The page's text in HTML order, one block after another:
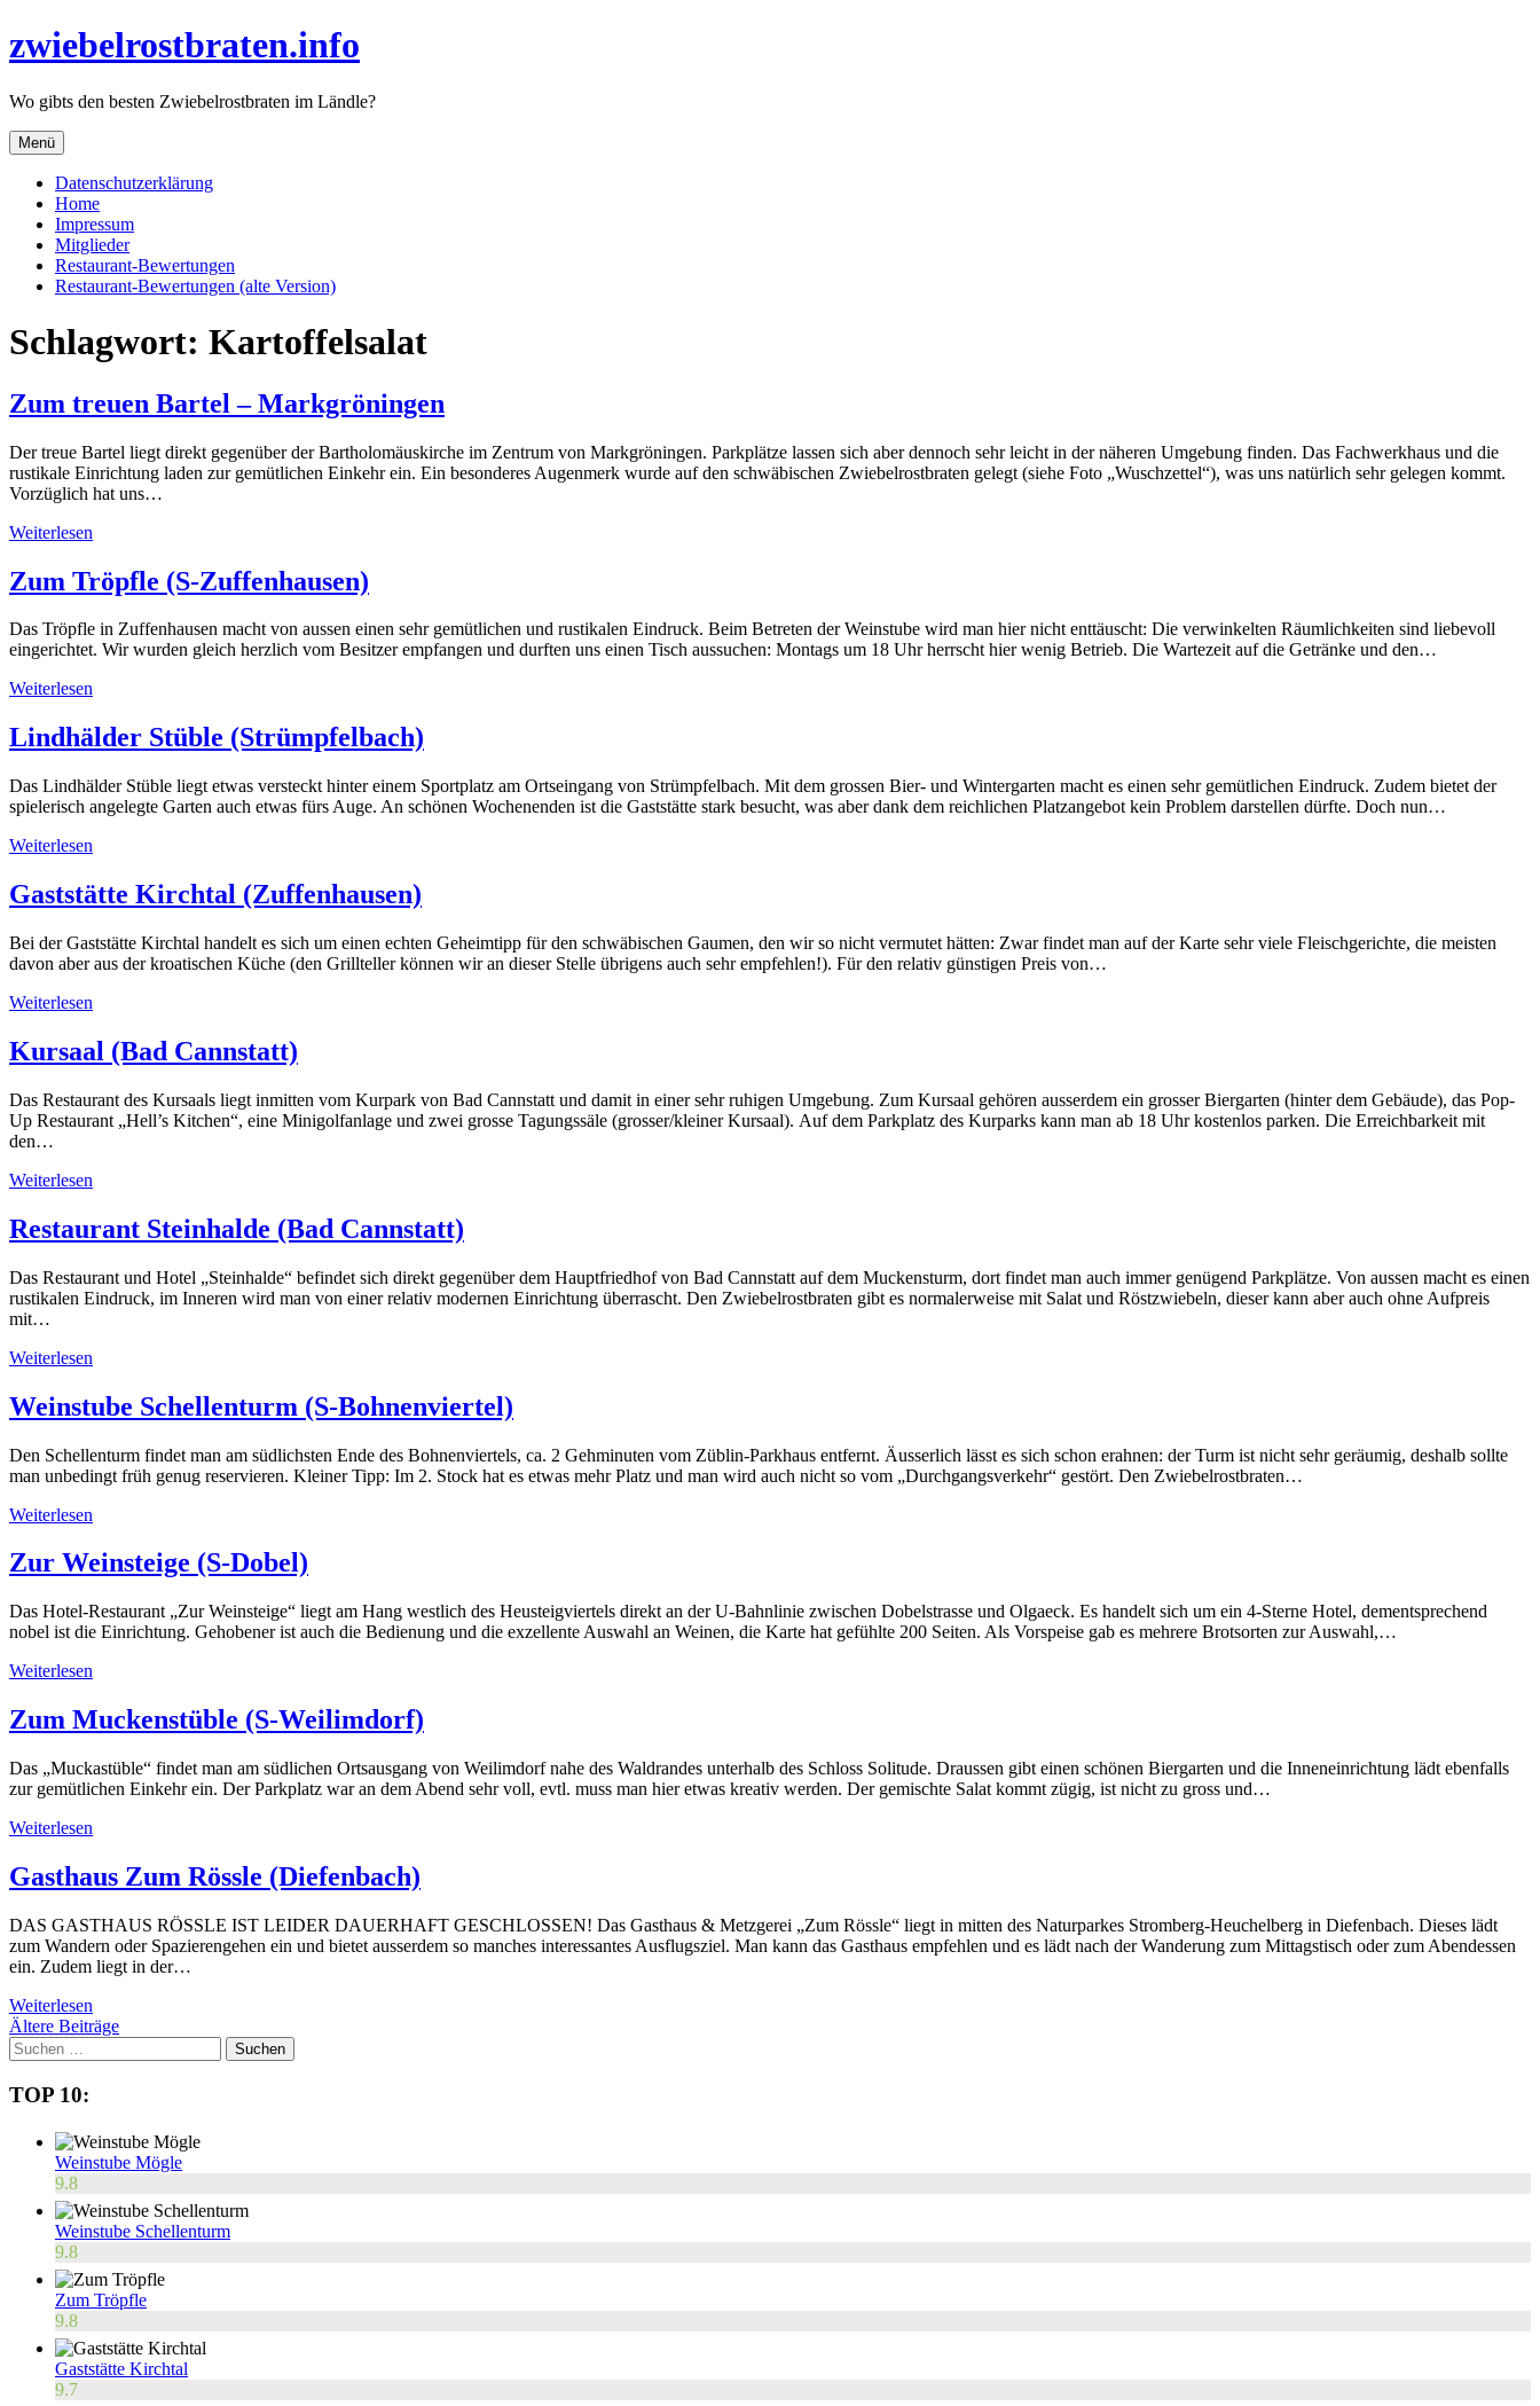
zum
zwiebelrostbraten.info
Wo gibts den besten Zwiebelrostbraten im Ländle?
Menü
Datenschutzerklärung
Home
Impressum
Mitglieder
Restaurant-Bewertungen
Restaurant-Bewertungen (alte Version)
Schlagwort: Kartoffelsalat
Zum treuen Bartel – Markgröningen
Der treue Bartel liegt direkt gegenüber der Bartholomäuskirche im Zentrum von Markgröningen. Parkplätze lassen sich aber dennoch sehr leicht in der näheren Umgebung finden. Das Fachwerkhaus und die
rustikale Einrichtung laden zur gemütlichen Einkehr ein. Ein besonderes Augenmerk wurde auf den schwäbischen Zwiebelrostbraten gelegt (siehe Foto „Wuschzettel“), was uns natürlich sehr gelegen kommt.
Vorzüglich hat uns…
Weiterlesen
Zum Tröpfle (S-Zuffenhausen)
Das Tröpfle in Zuffenhausen macht von aussen einen sehr gemütlichen und rustikalen Eindruck. Beim Betreten der Weinstube wird man hier nicht enttäuscht: Die verwinkelten Räumlichkeiten sind liebevoll
eingerichtet. Wir wurden gleich herzlich vom Besitzer empfangen und durften uns einen Tisch aussuchen: Montags um 18 Uhr herrscht hier wenig Betrieb. Die Wartezeit auf die Getränke und den…
Weiterlesen
Lindhälder Stüble (Strümpfelbach)
Das Lindhälder Stüble liegt etwas versteckt hinter einem Sportplatz am Ortseingang von Strümpfelbach. Mit dem grossen Bier- und Wintergarten macht es einen sehr gemütlichen Eindruck. Zudem bietet der
spielerisch angelegte Garten auch etwas fürs Auge. An schönen Wochenenden ist die Gaststätte stark besucht, was aber dank dem reichlichen Platzangebot kein Problem darstellen dürfte. Doch nun…
Weiterlesen
Gaststätte Kirchtal (Zuffenhausen)
Bei der Gaststätte Kirchtal handelt es sich um einen echten Geheimtipp für den schwäbischen Gaumen, den wir so nicht vermutet hätten: Zwar findet man auf der Karte sehr viele Fleischgerichte, die meisten
davon aber aus der kroatischen Küche (den Grillteller können wir an dieser Stelle übrigens auch sehr empfehlen!). Für den relativ günstigen Preis von…
Weiterlesen
Kursaal (Bad Cannstatt)
Das Restaurant des Kursaals liegt inmitten vom Kurpark von Bad Cannstatt und damit in einer sehr ruhigen Umgebung. Zum Kursaal gehören ausserdem ein grosser Biergarten (hinter dem Gebäude), das Pop-
Up Restaurant „Hell’s Kitchen“, eine Minigolfanlage und zwei grosse Tagungssäle (grosser/kleiner Kursaal). Auf dem Parkplatz des Kurparks kann man ab 18 Uhr kostenlos parken. Die Erreichbarkeit mit
den…
Weiterlesen
Restaurant Steinhalde (Bad Cannstatt)
Das Restaurant und Hotel „Steinhalde“ befindet sich direkt gegenüber dem Hauptfriedhof von Bad Cannstatt auf dem Muckensturm, dort findet man auch immer genügend Parkplätze. Von aussen macht es einen
rustikalen Eindruck, im Inneren wird man von einer relativ modernen Einrichtung überrascht. Den Zwiebelrostbraten gibt es normalerweise mit Salat und Röstzwiebeln, dieser kann aber auch ohne Aufpreis
mit…
Weiterlesen
Weinstube Schellenturm (S-Bohnenviertel)
Den Schellenturm findet man am südlichsten Ende des Bohnenviertels, ca. 2 Gehminuten vom Züblin-Parkhaus entfernt. Äusserlich lässt es sich schon erahnen: der Turm ist nicht sehr geräumig, deshalb sollte
man unbedingt früh genug reservieren. Kleiner Tipp: Im 2. Stock hat es etwas mehr Platz und man wird auch nicht so vom „Durchgangsverkehr“ gestört. Den Zwiebelrostbraten…
Weiterlesen
Zur Weinsteige (S-Dobel)
Das Hotel-Restaurant „Zur Weinsteige“ liegt am Hang westlich des Heusteigviertels direkt an der U-Bahnlinie zwischen Dobelstrasse und Olgaeck. Es handelt sich um ein 4-Sterne Hotel, dementsprechend
nobel ist die Einrichtung. Gehobener ist auch die Bedienung und die exzellente Auswahl an Weinen, die Karte hat gefühlte 200 Seiten. Als Vorspeise gab es mehrere Brotsorten zur Auswahl,…
Weiterlesen
Zum Muckenstüble (S-Weilimdorf)
Das „Muckastüble“ findet man am südlichen Ortsausgang von Weilimdorf nahe des Waldrandes unterhalb des Schloss Solitude. Draussen gibt einen schönen Biergarten und die Inneneinrichtung lädt ebenfalls
zur gemütlichen Einkehr ein. Der Parkplatz war an dem Abend sehr voll, evtl. muss man hier etwas kreativ werden. Der gemischte Salat kommt zügig, ist nicht zu gross und…
Weiterlesen
Gasthaus Zum Rössle (Diefenbach)
DAS GASTHAUS RÖSSLE IST LEIDER DAUERHAFT GESCHLOSSEN! Das Gasthaus & Metzgerei „Zum Rössle“ liegt in mitten des Naturparkes Stromberg-Heuchelberg in Diefenbach. Dieses lädt
zum Wandern oder Spazierengehen ein und bietet ausserdem so manches interessantes Ausflugsziel. Man kann das Gasthaus empfehlen und es lädt nach der Wanderung zum Mittagstisch oder zum Abendessen
ein. Zudem liegt in der…
Weiterlesen
Beitragsnavigation
Ältere Beiträge
Suchen
nach:
TOP 10:
Weinstube Mögle
9.8
Weinstube Schellenturm
9.8
Zum Tröpfle
9.8
Gaststätte Kirchtal
9.7